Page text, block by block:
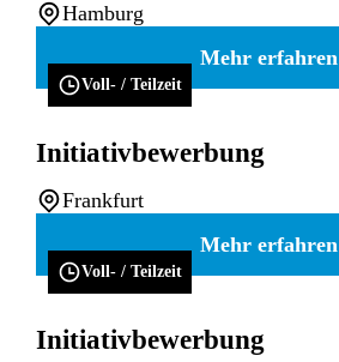
Hamburg
Mehr erfahren
Voll- / Teilzeit
Initiativbewerbung
Frankfurt
Mehr erfahren
Voll- / Teilzeit
Initiativbewerbung